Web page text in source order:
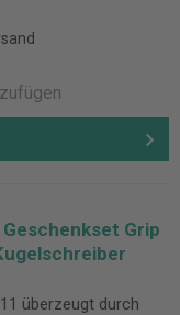
Geschenkset Grip
überzeugt durch